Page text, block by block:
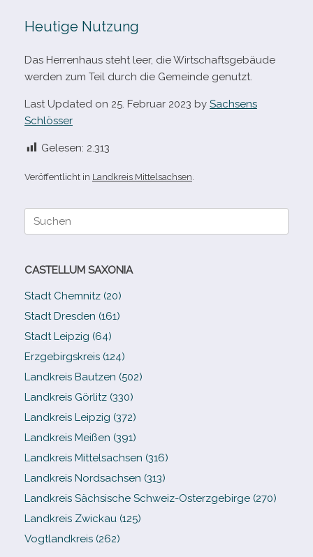
Heutige Nutzung
Das Herrenhaus steht leer, die Wirtschaftsgebäude
wer­den zum Teil durch die Gemeinde genutzt.
Last Updated on 25. Februar 2023 by Sachsens
Schlösser
Gelesen: 2.313
Veröffentlicht in Landkreis Mittelsachsen
Suche
CASTELLUM SAXONIA
Stadt Chemnitz (20)
Stadt Dresden (161)
Stadt Leipzig (64)
Erzgebirgskreis (124)
Landkreis Bautzen (502)
Landkreis Görlitz (330)
Landkreis Leipzig (372)
Landkreis Meißen (391)
Landkreis Mittelsachsen (316)
Landkreis Nordsachsen (313)
Landkreis Sächsische Schweiz-​Osterzgebirge (270)
Landkreis Zwickau (125)
Vogtlandkreis (262)